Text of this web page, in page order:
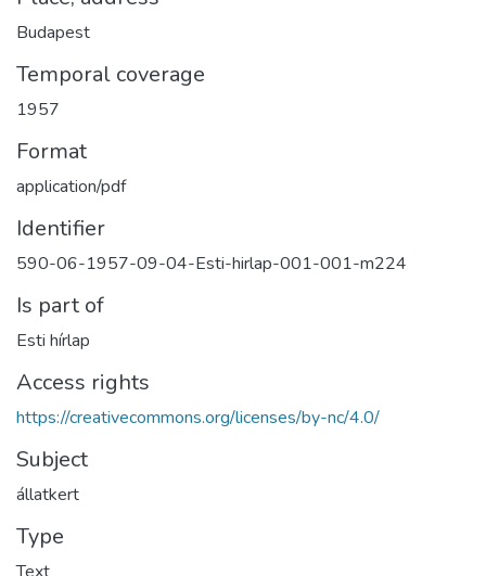
Budapest
Temporal coverage
1957
Format
application/pdf
Identifier
590-06-1957-09-04-Esti-hirlap-001-001-m224
Is part of
Esti hírlap
Access rights
https://creativecommons.org/licenses/by-nc/4.0/
Subject
állatkert
Type